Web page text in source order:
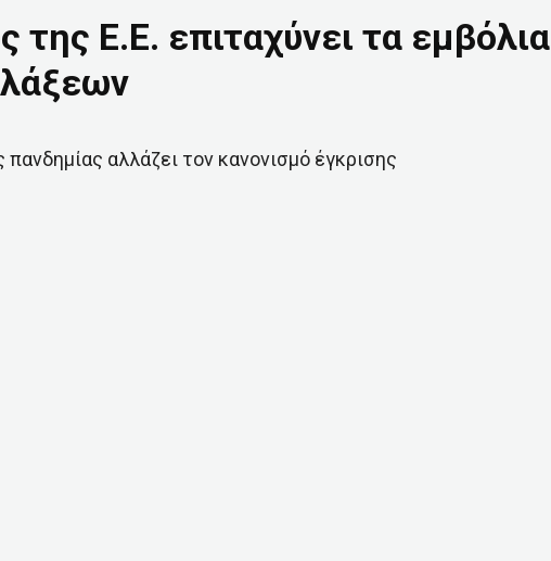
της Ε.Ε. επιταχύνει τα εμβόλια
αλλάζει τον κανονισμό έγκρισης